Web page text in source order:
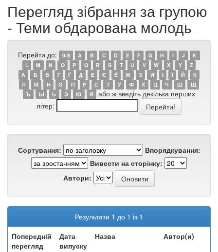
Перегляд зібрання за групою
- Теми обдарована молодь
Перейти до: 0-9 A B C D E F G H I J
K
L
M N O P Q R S T U V W X Y
Z
А
Б В Г Ґ Д Е Є Ё Ж З И І Ї Й
К
Л
М Н О П Р С Т У Ф Х Ц Ч Ш
Щ
Ъ
Ы Ь Э Ю Я
або ж введіть декілька перших
літер:
Сортування:
Впорядкування:
Вивести на сторінку:
Автори:
Результати 1 до 1 із 1
Попередній
перегляд
Дата
випуску
Назва Автор(и)